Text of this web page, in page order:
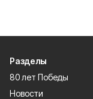
Разделы
80 лет Победы
Новости